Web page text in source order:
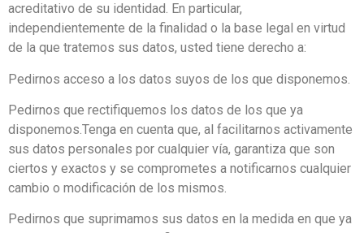
acreditativo de su identidad. En particular,
independientemente de la finalidad o la base legal en virtud
de la que tratemos sus datos, usted tiene derecho a:
Pedirnos acceso a los datos suyos de los que disponemos.
Pedirnos que rectifiquemos los datos de los que ya
disponemos.Tenga en cuenta que, al facilitarnos activamente
sus datos personales por cualquier vía, garantiza que son
ciertos y exactos y se comprometes a notificarnos cualquier
cambio o modificación de los mismos.
Pedirnos que suprimamos sus datos en la medida en que ya